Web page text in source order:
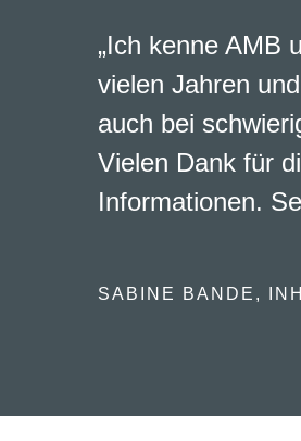
„Ich kenne AMB
vielen Jahren
auch bei
Vielen Dank für
Informationen.
SABINE BANDE,